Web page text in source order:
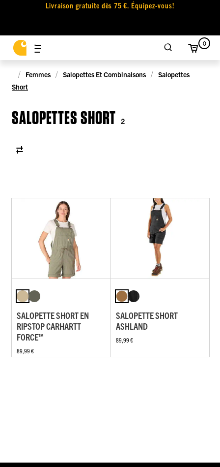
Livraison gratuite dès 75 €. Équipez-vous!
0
Femmes Salopettes Et Combinaisons
Salopettes
Short
SALOPETTES SHORT 2
SALOPETTE SHORT EN
RIPSTOP CARHARTT
FORCE™
89,99 €
SALOPETTE SHORT
ASHLAND
89,99 €